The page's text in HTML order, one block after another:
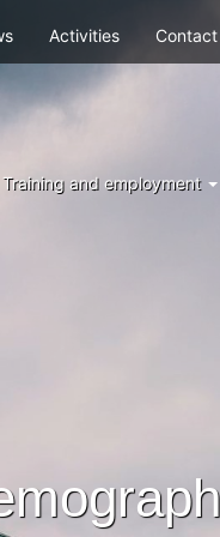
Activities Contact
Training and employment